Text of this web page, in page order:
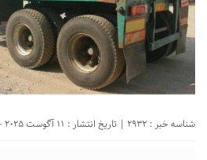
شناسه خبر : 2932 | تاریخ انتشار : 11 آگوست 2025 - 23:42 |